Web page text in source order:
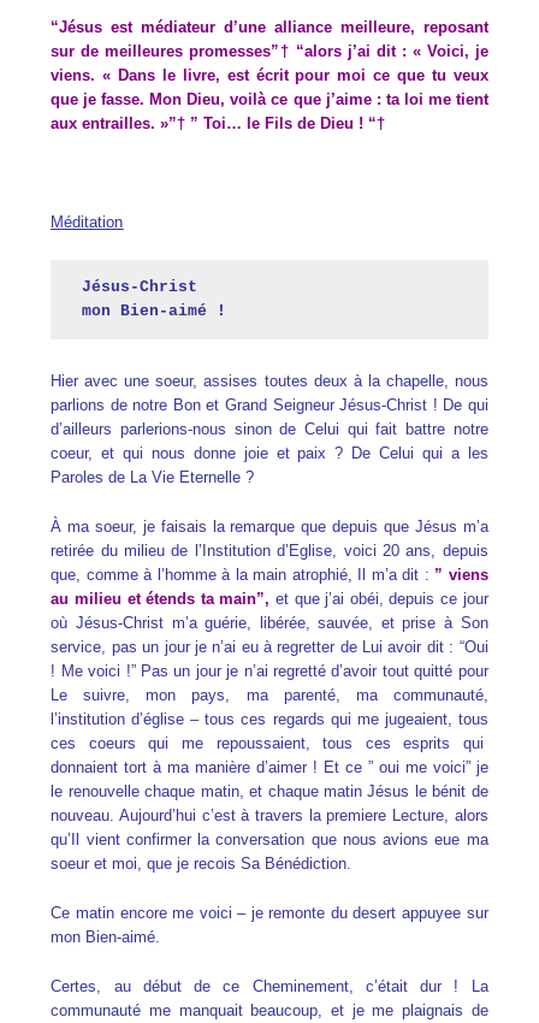
“Jésus est médiateur d’une alliance meilleure, reposant
sur de meilleures promesses”† “alors j’ai dit : « Voici, je
viens. « Dans le livre, est écrit pour moi ce que tu veux
que je fasse. Mon Dieu, voilà ce que j’aime : ta loi me tient
aux entrailles. »”† ” Toi… le Fils de Dieu ! “†
Méditation
Jésus-Christ
mon Bien-aimé !
Hier avec une soeur, assises toutes deux à la chapelle, nous
parlions de notre Bon et Grand Seigneur Jésus-Christ ! De qui
d’ailleurs parlerions-nous sinon de Celui qui fait battre notre
coeur, et qui nous donne joie et paix ? De Celui qui a les
Paroles de La Vie Eternelle ?
À ma soeur, je faisais la remarque que depuis que Jésus m’a
retirée du milieu de l’Institution d’Eglise, voici 20 ans, depuis
que, comme à l’homme à la main atrophié, Il m’a dit : ” viens
au milieu et étends ta main”, et que j’ai obéi, depuis ce jour
où Jésus-Christ m’a guérie, libérée, sauvée, et prise à Son
service, pas un jour je n’ai eu à regretter de Lui avoir dit : “Oui
! Me voici !” Pas un jour je n’ai regretté d’avoir tout quitté pour
Le suivre, mon pays, ma parenté, ma communauté,
l’institution d’église – tous ces regards qui me jugeaient, tous
ces coeurs qui me repoussaient, tous ces esprits qui
donnaient tort à ma manière d’aimer ! Et ce ” oui me voici” je
le renouvelle chaque matin, et chaque matin Jésus le bénit de
nouveau. Aujourd’hui c’est à travers la premiere Lecture, alors
qu’Il vient confirmer la conversation que nous avions eue ma
soeur et moi, que je recois Sa Bénédiction.
Ce matin encore me voici – je remonte du desert appuyee sur
mon Bien-aimé.
Certes, au début de ce Cheminement, c’était dur ! La
communauté me manquait beaucoup, et je me plaignais de